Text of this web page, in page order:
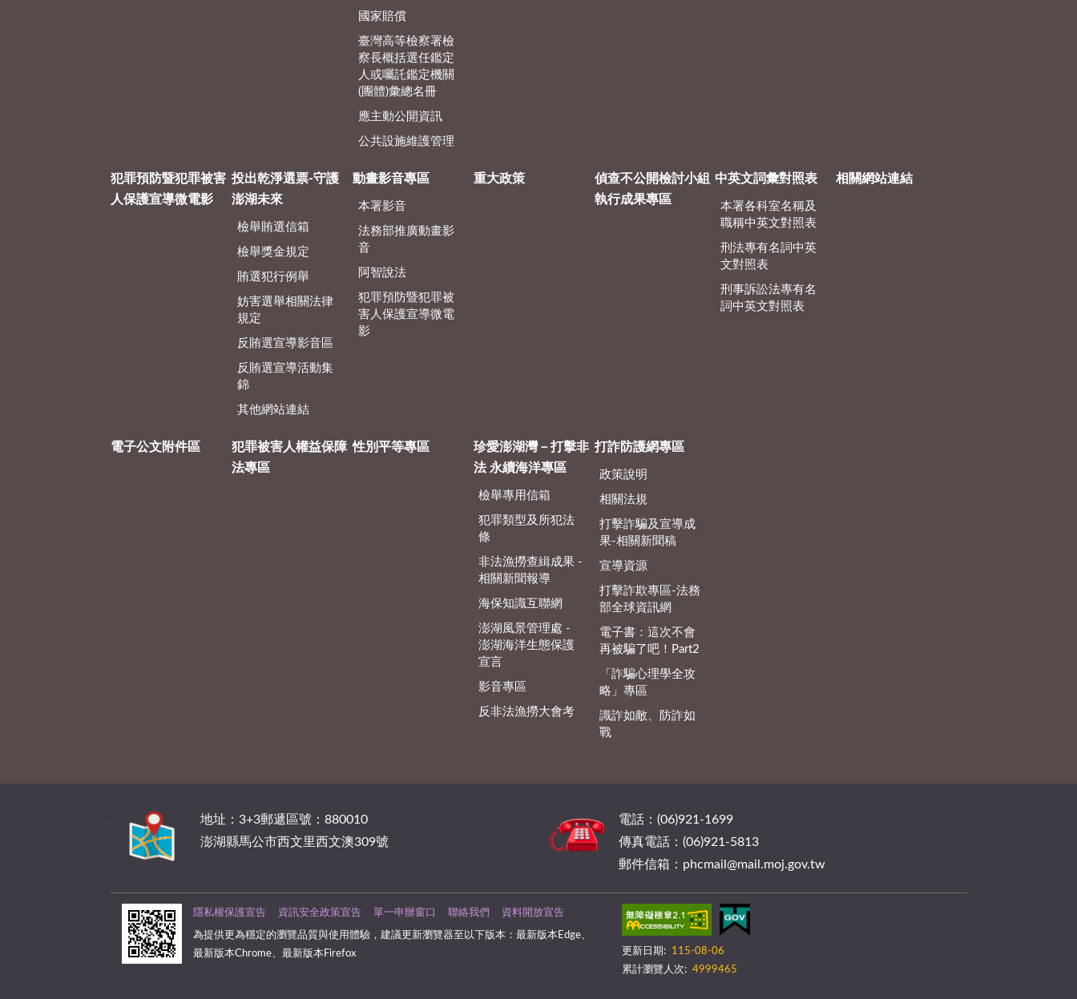
國家賠償
臺灣高等檢察署檢
察長概括選任鑑定
人或囑託鑑定機關
(團體)彙總名冊
應主動公開資訊
公共設施維護管理
犯罪預防暨犯罪被害
人保護宣導微電影
投出乾淨選票-守護
澎湖未來
檢舉賄選信箱
檢舉獎金規定
賄選犯行例舉
妨害選舉相關法律
規定
反賄選宣導影音區
反賄選宣導活動集
錦
其他網站連結
動畫影音專區
本署影音
法務部推廣動畫影
音
阿智說法
犯罪預防暨犯罪被
害人保護宣導微電
影
重大政策
偵查不公開檢討小組
執行成果專區
中英文詞彙對照表
本署各科室名稱及
職稱中英文對照表
刑法專有名詞中英
文對照表
刑事訴訟法專有名
詞中英文對照表
相關網站連結
電子公文附件區
犯罪被害人權益保障
法專區
性別平等專區
珍愛澎湖灣－打擊非
法 永續海洋專區
檢舉專用信箱
犯罪類型及所犯法
條
非法漁撈查緝成果 -
相關新聞報導
海保知識互聯網
澎湖風景管理處 -
澎湖海洋生態保護
宣言
影音專區
反非法漁撈大會考
打詐防護網專區
政策說明
相關法規
打擊詐騙及宣導成
果-相關新聞稿
宣導資源
打擊詐欺專區-法務
部全球資訊網
電子書：這次不會
再被騙了吧！Part2
「詐騙心理學全攻
略」專區
識詐如敵、防詐如
戰
地址：3+3郵遞區號：880010
澎湖縣馬公市西文里西文澳309號
電話：(06)921-1699
傳真電話：(06)921-5813
郵件信箱：phcmail@mail.moj.gov.tw
隱私權保護宣告 資訊安全政策宣告 單一申辦窗口 聯絡我們 資料開放宣告
為提供更為穩定的瀏覽品質與使用體驗，建議更新瀏覽器至以下版本：最新版本Edge、
最新版本Chrome、最新版本Firefox
更新日期:
115-08-06
累計瀏覽人次: 4999465